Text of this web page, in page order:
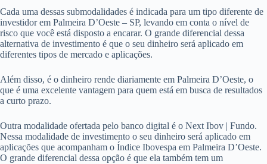
Cada uma dessas submodalidades é indicada para um tipo diferente de
investidor em Palmeira D’Oeste – SP, levando em conta o nível de
risco que você está disposto a encarar. O grande diferencial dessa
alternativa de investimento é que o seu dinheiro será aplicado em
diferentes tipos de mercado e aplicações.
Além disso, é o dinheiro rende diariamente em Palmeira D’Oeste, o
que é uma excelente vantagem para quem está em busca de resultados
a curto prazo.
Outra modalidade ofertada pelo banco digital é o Next Ibov | Fundo.
Nessa modalidade de investimento o seu dinheiro será aplicado em
aplicações que acompanham o Índice Ibovespa em Palmeira D’Oeste.
O grande diferencial dessa opção é que ela também tem um